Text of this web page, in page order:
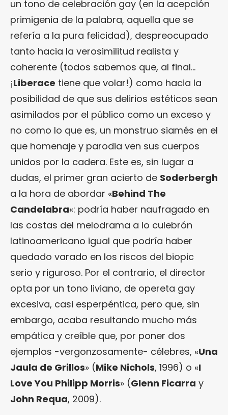
un tono de celebración gay (en la acepción
primigenia de la palabra, aquella que se
refería a la pura felicidad), despreocupado
tanto hacia la verosimilitud realista y
coherente (todos sabemos que, al final…
¡Liberace tiene que volar!) como hacia la
posibilidad de que sus delirios estéticos sean
asimilados por el público como un exceso y
no como lo que es, un monstruo siamés en el
que homenaje y parodia ven sus cuerpos
unidos por la cadera. Este es, sin lugar a
dudas, el primer gran acierto de Soderbergh
a la hora de abordar «Behind The
Candelabra«: podría haber naufragado en
las costas del melodrama a lo culebrón
latinoamericano igual que podría haber
quedado varado en los riscos del biopic
serio y riguroso. Por el contrario, el director
opta por un tono liviano, de opereta gay
excesiva, casi esperpéntica, pero que, sin
embargo, acaba resultando mucho más
empática y creíble que, por poner dos
ejemplos -vergonzosamente- célebres, «Una
Jaula de Grillos» (Mike Nichols, 1996) o «I
Love You Philipp Morris» (Glenn Ficarra y
John Requa, 2009).